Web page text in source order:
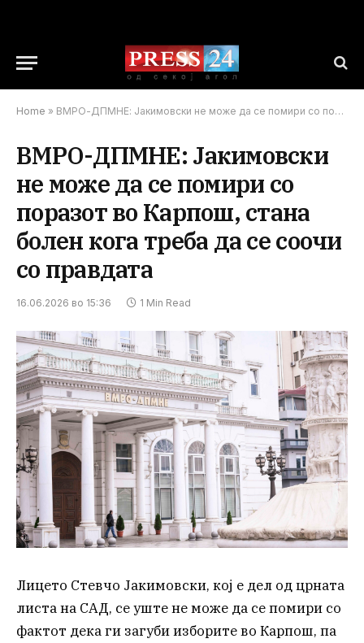
Home » ВМРО-ДПМНЕ: Јакимовски не може да се помири со поразот во Карпош, стана болен кога треба да се соочи со правдата
ВМРО-ДПМНЕ: Јакимовски
не може да се помири со
поразот во Карпош, стана
болен кога треба да се соочи
со правдата
16.06.2026 во 15:36 1 Min Read
Лицето Стевчо Јакимовски, кој е дел од црната
листа на САД, се уште не може да се помири со
фактот дека ги загуби изборите во Карпош, па